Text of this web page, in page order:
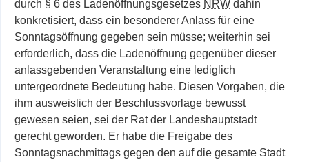
durch § 6 des Ladenöffnungsgesetzes NRW dahin
konkretisiert, dass ein besonderer Anlass für eine
Sonntagsöffnung gegeben sein müsse; weiterhin sei
erforderlich, dass die Ladenöffnung gegenüber dieser
anlassgebenden Veranstaltung eine lediglich
untergeordnete Bedeutung habe. Diesen Vorgaben, die
ihm ausweislich der Beschlussvorlage bewusst
gewesen seien, sei der Rat der Landeshauptstadt
gerecht geworden. Er habe die Freigabe des
Sonntagsnachmittags gegen den auf die gesamte Stadt